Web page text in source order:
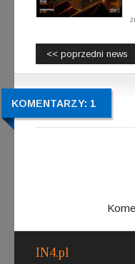
<< poprzedni news
KOMENTARZY: 1
IN4.pl